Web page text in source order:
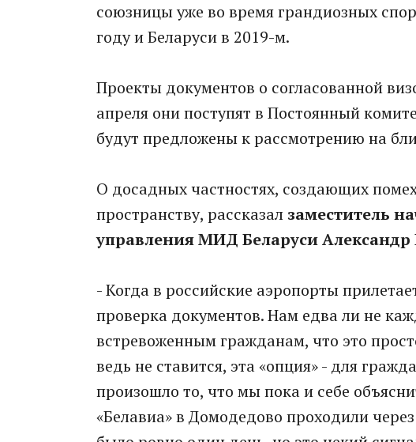
союзницы уже во время грандиозных
году и Беларуси в 2019-м.
Проекты документов о согласованной
апреля они поступят в Постоянный
будут предложены к рассмотрению на
О досадных частностях, создающих
пространству, рассказал заместитель
управления МИД Беларуси Александр
- Когда в российские аэропорты
проверка документов. Нам едва ли не
встревоженным гражданам, что это
ведь не ставится, эта «опция» - для
произошло то, что мы пока и себе
«Белавиа» в Домодедово проходили